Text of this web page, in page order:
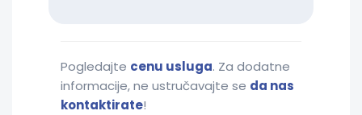
Pogledajte cenu usluga. Za dodatne
informacije, ne ustručavajte se da nas
kontaktirate!